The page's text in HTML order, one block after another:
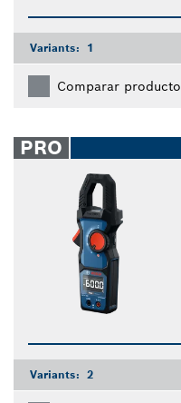
Variants: 1
Comparar producto
PRO
Variants: 2